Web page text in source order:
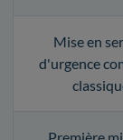
Mise en
d'urgence